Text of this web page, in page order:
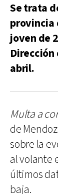
Se trata
provincia
joven de
Dirección
abril.
Multa a
de
sobre la
al volante
últimos
baja.